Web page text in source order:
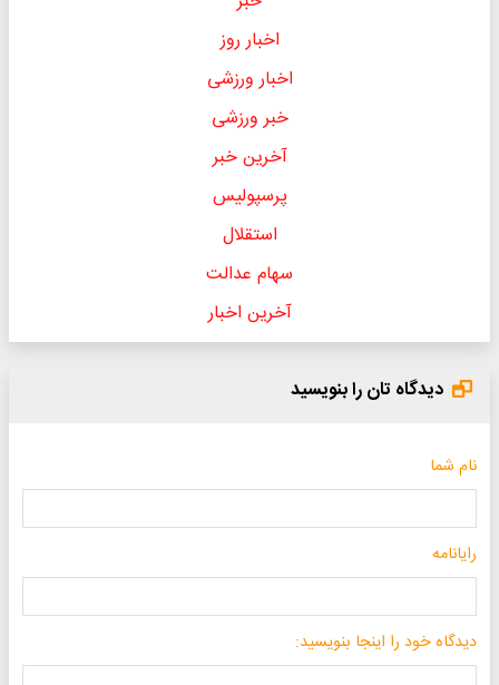
اخبار روز
اخبار ورزشی
خبر ورزشی
آخرین خبر
پرسپولیس
استقلال
سهام عدالت
آخرین اخبار
دیدگاه تان را بنویسید
نام شما
رایانامه
دیدگاه خود را اینجا بنویسید: